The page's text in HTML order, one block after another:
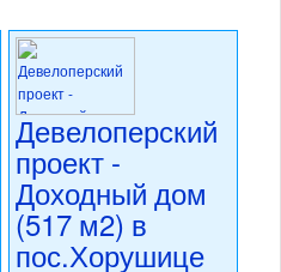
Девелоперский
проект -
Доходный дом
(517 м2) в
пос.Хорушице